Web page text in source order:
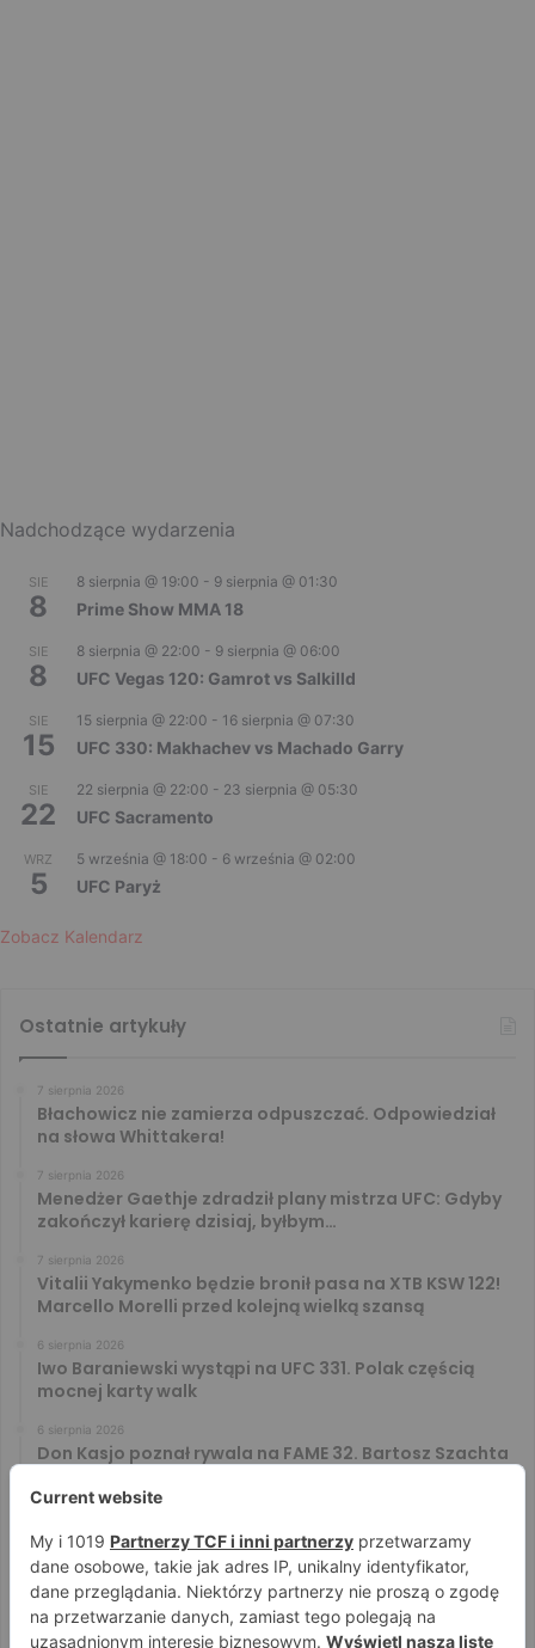
Nadchodzące wydarzenia
SIE
8
8 sierpnia @ 19:00 - 9 sierpnia @ 01:30
Prime Show MMA 18
SIE
8
8 sierpnia @ 22:00 - 9 sierpnia @ 06:00
UFC Vegas 120: Gamrot vs Salkilld
SIE
15
15 sierpnia @ 22:00 - 16 sierpnia @ 07:30
UFC 330: Makhachev vs Machado Garry
SIE
22
22 sierpnia @ 22:00 - 23 sierpnia @ 05:30
UFC Sacramento
WRZ
5
5 września @ 18:00 - 6 września @ 02:00
UFC Paryż
Zobacz Kalendarz
Ostatnie artykuły
7 sierpnia 2026
Błachowicz nie zamierza odpuszczać. Odpowiedział
na słowa Whittakera!
7 sierpnia 2026
Menedżer Gaethje zdradził plany mistrza UFC: Gdyby
zakończył karierę dzisiaj, byłbym…
7 sierpnia 2026
Vitalii Yakymenko będzie bronił pasa na XTB KSW 122!
Marcello Morelli przed kolejną wielką szansą
6 sierpnia 2026
Iwo Baraniewski wystąpi na UFC 331. Polak częścią
mocnej karty walk
6 sierpnia 2026
Don Kasjo poznał rywala na FAME 32. Bartosz Szachta
Niepokonany Włodarczyk zawalczy o ranking! Na XTB
KSW 122 zmierzy się z Paivą
5 sierpnia 2026
Mateusz DON DIEGO Kubiszyn o rywalu na GROMDA 26.